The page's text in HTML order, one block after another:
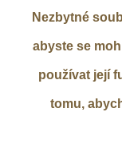
Nezbytné
abyste se
používat její
tomu,